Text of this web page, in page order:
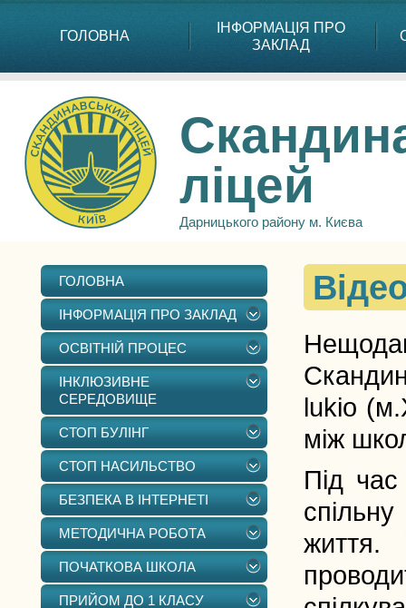
ГОЛОВНА
ІНФОРМАЦІЯ ПРО
ЗАКЛАД
ліцей
Дарницького району м. Києва
ГОЛОВНА
ІНФОРМАЦІЯ ПРО ЗАКЛАД
ОСВІТНІЙ ПРОЦЕС
ІНКЛЮЗИВНЕ
СЕРЕДОВИЩЕ
СТОП БУЛІНГ
СТОП НАСИЛЬСТВО
БЕЗПЕКА В ІНТЕРНЕТІ
МЕТОДИЧНА РОБОТА
ПОЧАТКОВА ШКОЛА
ПРИЙОМ ДО 1 КЛАСУ
lukio
між
Під час
життя.